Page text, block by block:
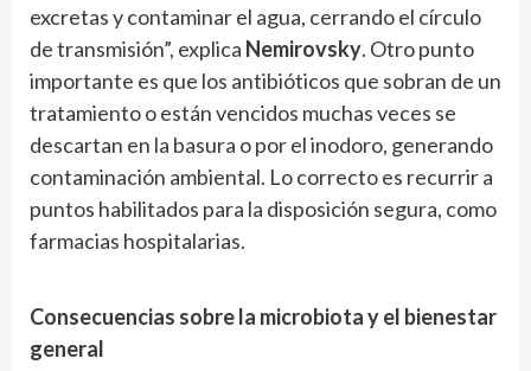
excretas y contaminar el agua, cerrando el círculo
de transmisión”, explica Nemirovsky. Otro punto
importante es que los antibióticos que sobran de un
tratamiento o están vencidos muchas veces se
descartan en la basura o por el inodoro, generando
contaminación ambiental. Lo correcto es recurrir a
puntos habilitados para la disposición segura, como
farmacias hospitalarias.
Consecuencias sobre la microbiota y el bienestar
general